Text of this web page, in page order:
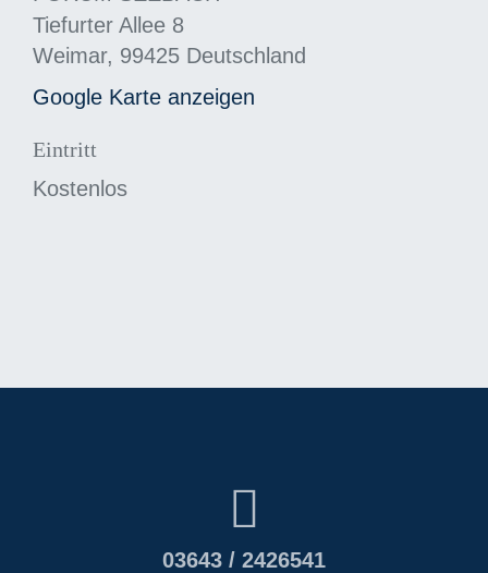
Tiefurter Allee 8
Weimar, 99425 Deutschland
Google Karte anzeigen
Eintritt
Kostenlos
03643 / 2426541